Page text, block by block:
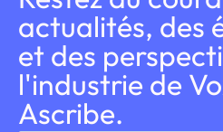
actualités, des
et des
l'industrie de
Ascribe.